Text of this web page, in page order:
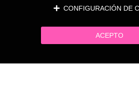
CONFIGURACIÓN DE
ACEPTO